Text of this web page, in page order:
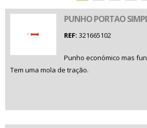
PUNHO PORTAO
REF: 321665102
Punho económico mas
Tem uma mola de tração.